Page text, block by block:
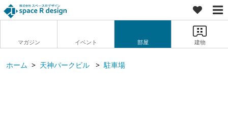
マガジン イベント 部屋 建物
ホーム 天神パークビル 駐車場